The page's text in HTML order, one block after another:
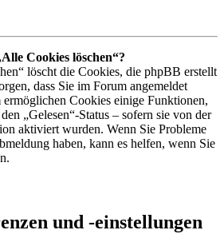
Cookies löschen“?
löscht die Cookies, die phpBB erstellt
dass Sie im Forum angemeldet
Cookies einige Funktionen,
„Gelesen“-Status – sofern sie von der
aktiviert wurden. Wenn Sie Probleme
haben, kann es helfen, wenn Sie
und -einstellungen